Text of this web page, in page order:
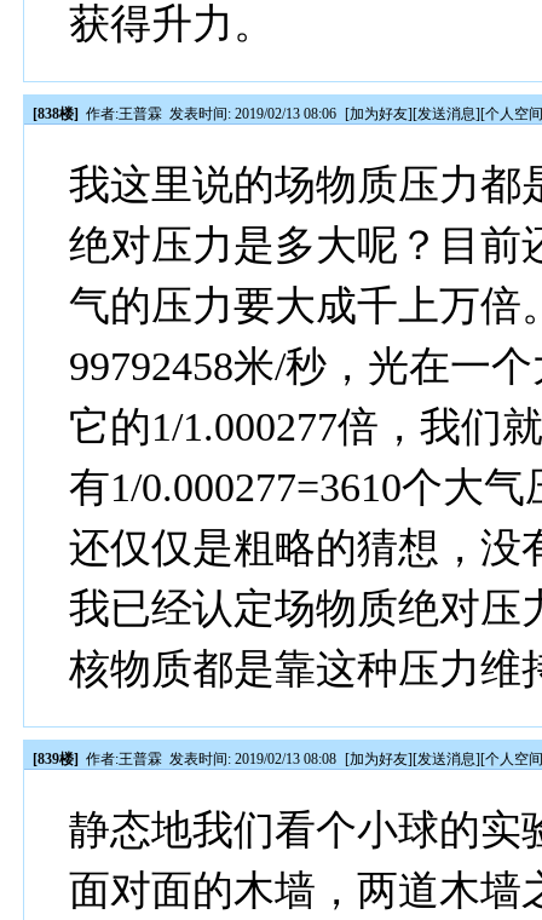
获得升力。
[838楼] 作者:王普霖 发表时间: 2019/02/13 08:06 [加为好友][发送消息][个人空
我这里说的场物质压力都
绝对压力是多大呢？目前
气的压力要大成千上万倍
99792458米/秒，光在一
它的1/1.000277倍，我们
有1/0.000277=3610个大
还仅仅是粗略的猜想，没
我已经认定场物质绝对压
核物质都是靠这种压力维
[839楼] 作者:王普霖 发表时间: 2019/02/13 08:08 [加为好友][发送消息][个人空
静态地我们看个小球的实
面对面的木墙，两道木墙